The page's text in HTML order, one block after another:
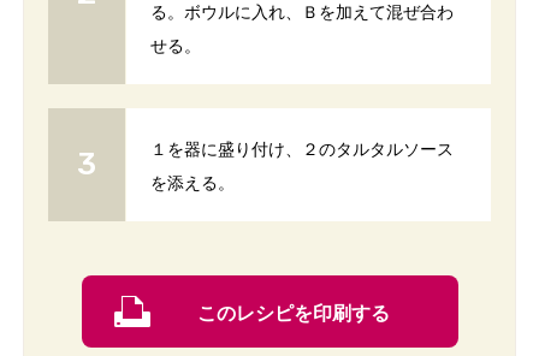
る。ボウルに入れ、Ｂを加えて混ぜ合わ
せる。
１を器に盛り付け、２のタルタルソース
を添える。
このレシピを印刷する